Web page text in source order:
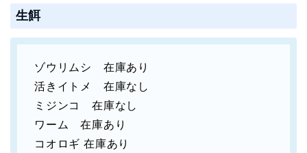
生餌
ゾウリムシ 在庫あり
活きイトメ 在庫なし
ミジンコ 在庫なし
ワーム 在庫あり
コオロギ 在庫あり